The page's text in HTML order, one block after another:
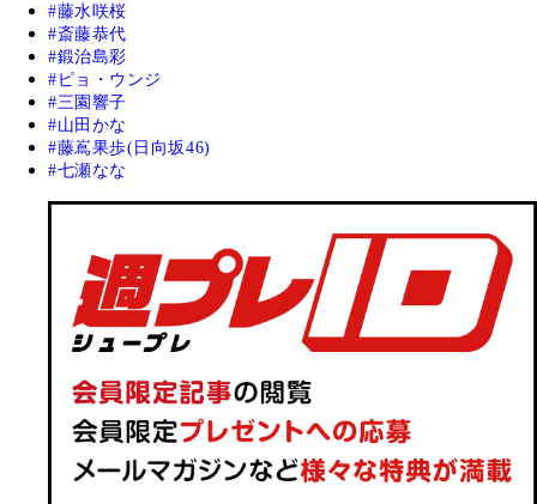
藤水咲桜
斎藤恭代
鍛治島彩
ピョ・ウンジ
三園響子
山田かな
藤嶌果歩(日向坂46)
七瀬なな